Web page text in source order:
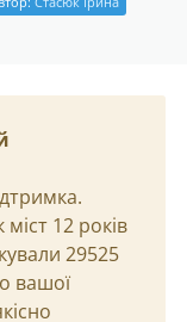
12 років
29525
вашої